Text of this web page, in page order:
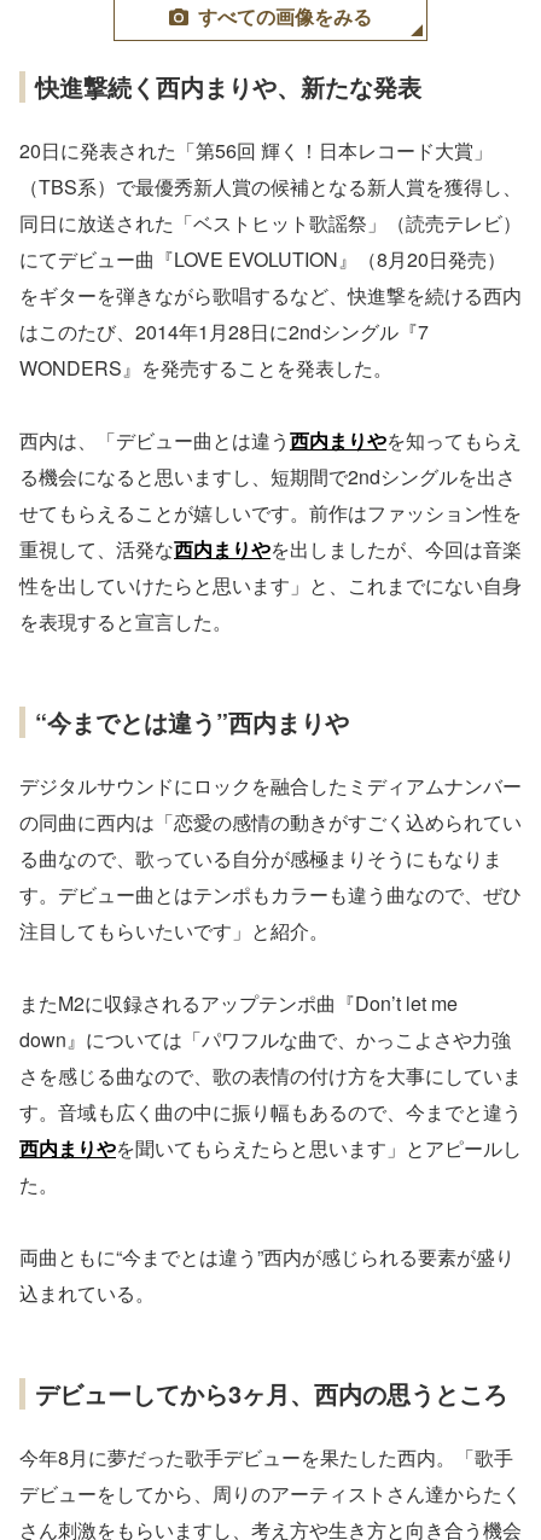
すべての画像をみる
快進撃続く西内まりや、新たな発表
20日に発表された「第56回 輝く！日本レコード大賞」
（TBS系）で最優秀新人賞の候補となる新人賞を獲得し、
同日に放送された「ベストヒット歌謡祭」（読売テレビ）
にてデビュー曲『LOVE EVOLUTION』（8月20日発売）
をギターを弾きながら歌唱するなど、快進撃を続ける西内
はこのたび、2014年1月28日に2ndシングル『7
WONDERS』を発売することを発表した。
西内は、「デビュー曲とは違う西内まりやを知ってもらえ
る機会になると思いますし、短期間で2ndシングルを出さ
せてもらえることが嬉しいです。前作はファッション性を
重視して、活発な西内まりやを出しましたが、今回は音楽
性を出していけたらと思います」と、これまでにない自身
を表現すると宣言した。
“今までとは違う”西内まりや
デジタルサウンドにロックを融合したミディアムナンバー
の同曲に西内は「恋愛の感情の動きがすごく込められてい
る曲なので、歌っている自分が感極まりそうにもなりま
す。デビュー曲とはテンポもカラーも違う曲なので、ぜひ
注目してもらいたいです」と紹介。
またM2に収録されるアップテンポ曲『Don’t let me
down』については「パワフルな曲で、かっこよさや力強
さを感じる曲なので、歌の表情の付け方を大事にしていま
す。音域も広く曲の中に振り幅もあるので、今までと違う
西内まりやを聞いてもらえたらと思います」とアピールし
た。
両曲ともに“今までとは違う”西内が感じられる要素が盛り
込まれている。
デビューしてから3ヶ月、西内の思うところ
今年8月に夢だった歌手デビューを果たした西内。「歌手
デビューをしてから、周りのアーティストさん達からたく
さん刺激をもらいますし、考え方や生き方と向き合う機会